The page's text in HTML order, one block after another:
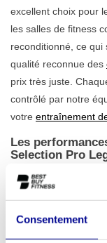
Consentement
excellent choix pour
les salles de fitness
reconditionné, ce qui
qualité reconnue des
prix très juste.
contrôlé par notre
votre entraînement
Les
Selection Pro
Cette leg press est
plus difficiles. Avec
chaque